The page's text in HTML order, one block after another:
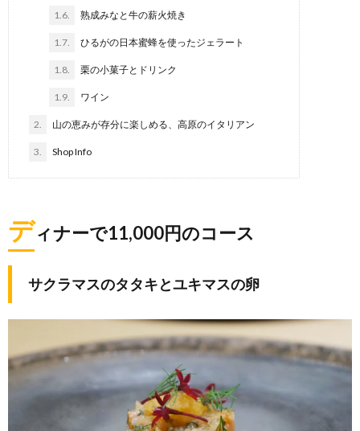
1.6. 熟成みなと牛の薪火焼き
1.7. ひるがの日本蜜蜂を使ったジェラート
1.8. 栗の小菓子とドリンク
1.9. ワイン
2. 山の恵みが存分に楽しめる、高原のイタリアン
3. Shop Info
ディナーで11,000円のコース
サクラマスのタタキとユキマスの卵